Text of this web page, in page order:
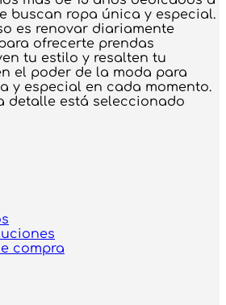
buscan ropa única y especial.
es renovar diariamente
ofrecerte prendas
tu estilo y resalten tu
el poder de la moda para
y especial en cada momento.
detalle está seleccionado
compra